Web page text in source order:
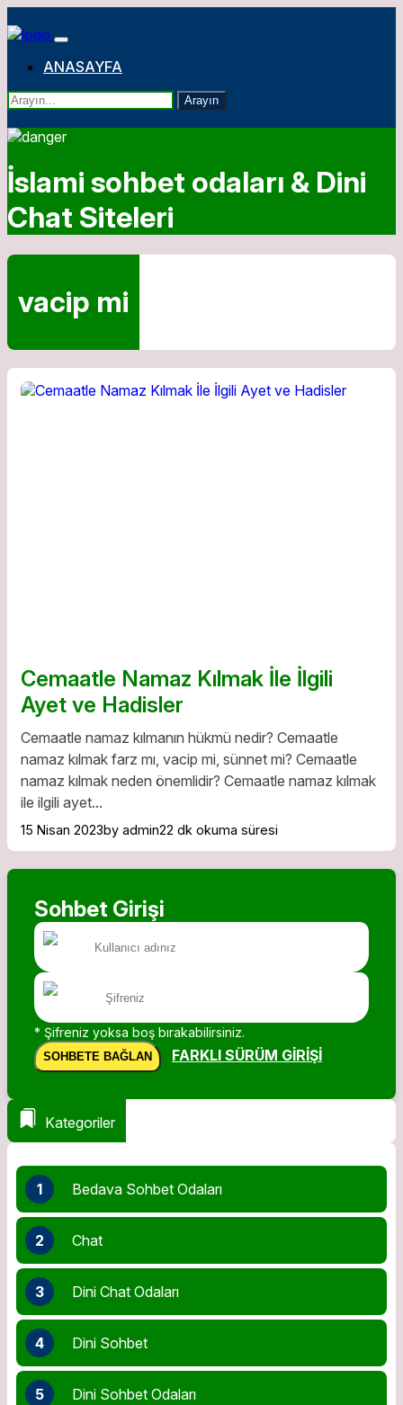
ANASAYFA
Arayın
İslami sohbet odaları & Dini
Chat Siteleri
vacip mi
Cemaatle Namaz Kılmak İle İlgili
Ayet ve Hadisler
Cemaatle namaz kılmanın hükmü nedir? Cemaatle
namaz kılmak farz mı, vacip mi, sünnet mi? Cemaatle
namaz kılmak neden önemlidir? Cemaatle namaz kılmak
ile ilgili ayet...
15 Nisan 2023by admin22 dk okuma süresi
Sohbet Girişi
* Şifreniz yoksa boş bırakabilirsiniz.
SOHBETE BAĞLAN FARKLI SÜRÜM GIRIŞI
Kategoriler
1 Bedava Sohbet Odaları
2 Chat
3 Dini Chat Odaları
4 Dini Sohbet
5 Dini Sohbet Odaları